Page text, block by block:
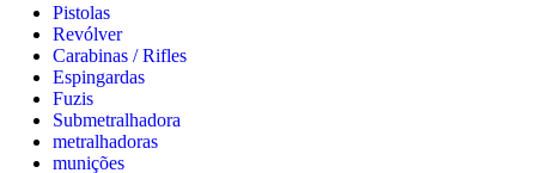
Pistolas
Revólver
Carabinas / Rifles
Espingardas
Fuzis
Submetralhadora
metralhadoras
munições